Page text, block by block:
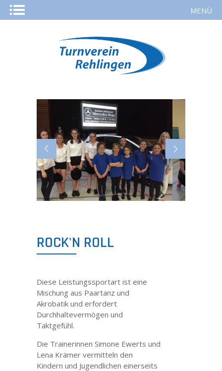
MENÜ
SPORTARTEN
REHASPORT
TURNVEREIN
KONTAKT
IMPRESSUM
DATENSCHUTZ
ROCK'N ROLL
Diese Leistungssportart ist eine
Mischung aus Paartanz und
Akrobatik und erfordert
Durchhaltevermögen und
Taktgefühl.
Die Trainerinnen Simone Ewerts und
Lena Krämer vermitteln den
Kindern und Jugendlichen einerseits